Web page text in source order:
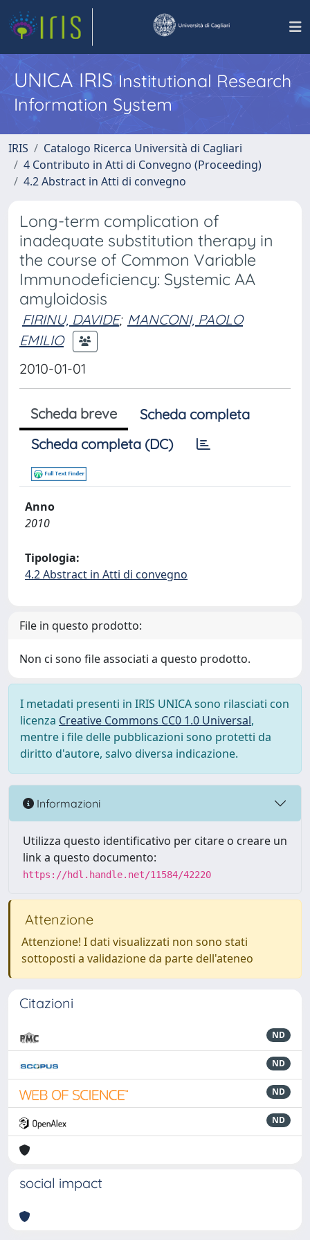
UNICA IRISInstitutional Research
Information System
IRIS
Catalogo Ricerca Università di Cagliari
4 Contributo in Atti di Convegno (Proceeding)
4.2 Abstract in Atti di convegno
Long-term complication of
inadequate substitution therapy in
the course of Common Variable
Immunodeficiency: Systemic AA
amyloidosis
FIRINU, DAVIDE; MANCONI, PAOLO
EMILIO
2010-01-01
Scheda breve
Scheda completa
Scheda completa (DC)
Anno
2010
Tipologia:
4.2 Abstract in Atti di convegno
File in questo prodotto:
Non ci sono file associati a questo prodotto.
I metadati presenti in IRIS UNICA sono rilasciati con
licenza Creative Commons CC0 1.0 Universal,
mentre i file delle pubblicazioni sono protetti da
diritto d'autore, salvo diversa indicazione.
Informazioni
Utilizza questo identificativo per citare o creare un
link a questo documento:
https://hdl.handle.net/11584/42220
Attenzione
Attenzione! I dati visualizzati non sono stati
sottoposti a validazione da parte dell'ateneo
Citazioni
ND
ND
ND
ND
social impact